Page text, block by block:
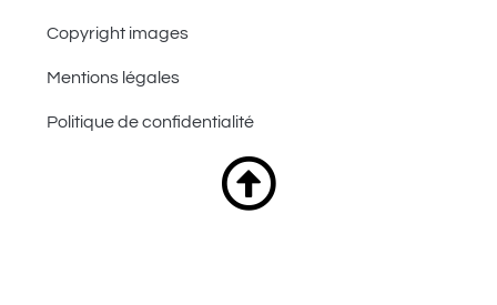
Copyright images
Mentions légales
Politique de confidentialité